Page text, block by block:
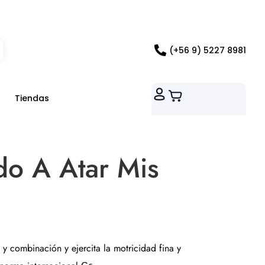
(+56 9) 5227 8981
Tiendas
A Atar Mis
combinación y ejercita la motricidad fina y